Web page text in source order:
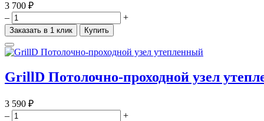
3 700 ₽
–
+
Заказать в 1 клик Купить
GrillD Потолочно-проходной узел
3 590 ₽
–
+